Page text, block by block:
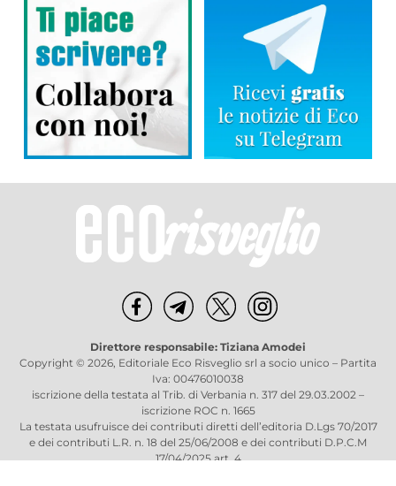
Direttore responsabile: Tiziana Amodei
Copyright © 2026, Editoriale Eco Risveglio srl a socio unico – Partita
Iva: 00476010038
iscrizione della testata al Trib. di Verbania n. 317 del 29.03.2002 –
iscrizione ROC n. 1665
La testata usufruisce dei contributi diretti dell’editoria D.Lgs 70/2017
e dei contributi L.R. n. 18 del 25/06/2008 e dei contributi D.P.C.M
17/04/2025 art. 4